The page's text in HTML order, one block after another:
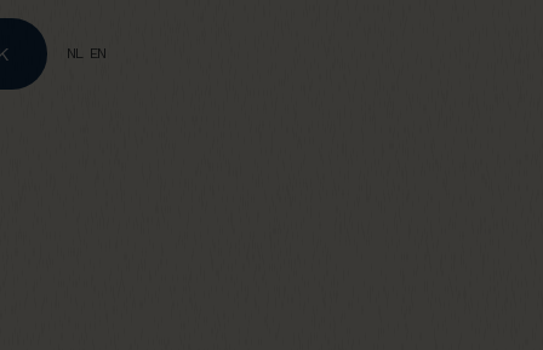
NL EN